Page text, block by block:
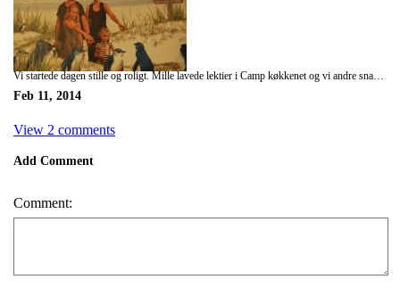
Vi startede dagen stille og roligt. Mille lavede lektier i Camp køkkenet og vi andre snakkede lidt med andre rejsende. Her er endel franskmænd og tyskere. Vi ville have brugt dagen på Bondi Beach, men vejret var ikke helt super strandvejr. Ved middagstid tog vi en hurtig beslutning om at tage toget til byen og gå i Sydney akvarium. Efter gårsdagen var jeg blevet lidt skræmt af at gå i storbyen med børn. Syntes vi gik som sild i tønde. Mennesker over det hele. Sydney er en stor by, ikke just noget vi er vandt til. Vi tog chancen igen. Gik denne gang til starten af Darling Harbour, hvor der er en stor park med en stor legeplads. Her kunne de få meget tid til at gå. Efter et stykke tid var vi nødt til at gå videre til akvariet. Det var et fint akvarie med mange ting at kikke på. Vi sluttede dagen med at spise pizza, inden vi tog toget tilbage til campingpladsen.
Feb 11, 2014
View 2 comments
Add Comment
Comment: